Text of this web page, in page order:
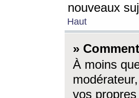
nouveaux
Haut
»
À moins
vos